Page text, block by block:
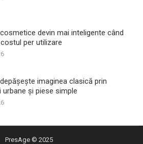
devin mai inteligente când
per utilizare
imaginea clasică prin
urbane și piese simple
PresAge © 2025